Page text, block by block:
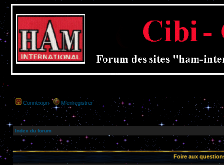
Connexion M’enregistrer
Index du forum
Foire aux